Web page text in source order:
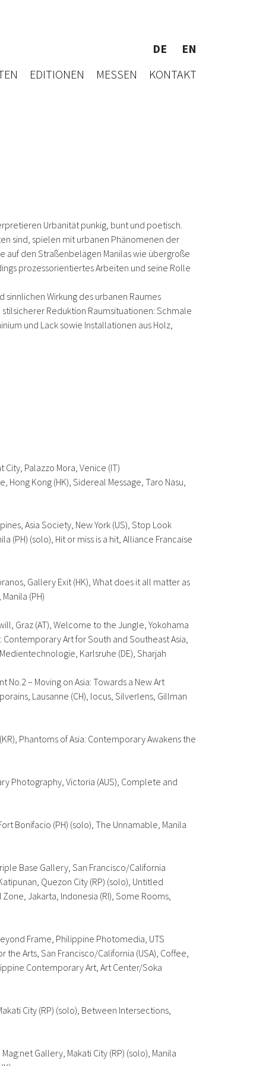
DE
EN
EDITIONEN MESSEN KONTAKT
Urbanität punkig, bunt und poetisch.
sind, spielen mit urbanen Phänomenen der
den Straßenbelägen Manilas wie übergroße
prozessorientiertes Arbeiten und seine Rolle
Wirkung des urbanen Raumes
Reduktion Raumsituationen: Schmale
und Lack sowie Installationen aus Holz,
City, Palazzo Mora, Venice (IT)
Hong Kong (HK), Sidereal Message, Taro Nasu,
, Asia Society, New York (US), Stop Look
(PH) (solo), Hit or miss is a hit, Alliance Francaise
, Gallery Exit (HK), What does it all matter as
Manila (PH)
Graz (AT), Welcome to the Jungle, Yokohama
Contemporary Art for South and Southeast Asia,
Karlsruhe (DE), Sharjah
No.2 – Moving on Asia: Towards a New Art
Lausanne (CH), locus, Silverlens, Gillman
Phantoms of Asia: Contemporary Awakens the
Photography, Victoria (AUS), Complete and
Bonifacio (PH) (solo), The Unnamable, Manila
Base Gallery, San Francisco/California
Quezon City (RP) (solo), Untitled
Zone, Jakarta, Indonesia (RI), Some Rooms,
Frame, Philippine Photomedia, UTS
the Arts, San Francisco/California (USA), Coffee,
Contemporary Art, Art Center/Soka
City (RP) (solo), Between Intersections,
Mag:net Gallery, Makati City (RP) (solo), Manila